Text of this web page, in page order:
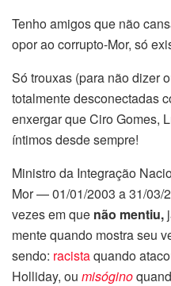
Tenho amigos que não
opor ao corrupto-Mor, só
Só trouxas (para não dizer
totalmente desconectadas
enxergar que Ciro Gomes,
íntimos desde sempre!
Ministro da Integração
Mor — 01/01/2003 a 31/
vezes em que não mentiu,
mente quando mostra seu
sendo: racistaquando
Holliday, ou misógino